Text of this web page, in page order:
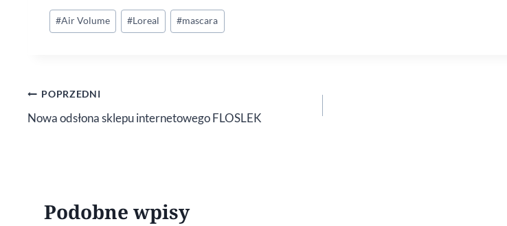
Tagi
wpisu:
#Air Volume #Loreal #mascara
Nawigacja
wpisu
POPRZEDNI
Nowa odsłona sklepu internetowego FLOSLEK
Podobne wpisy